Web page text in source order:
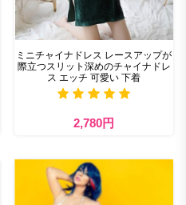
ミニチャイナドレス レースアップが
際立つスリット深めのチャイナドレ
ス エッチ 可愛い 下着
2,780円